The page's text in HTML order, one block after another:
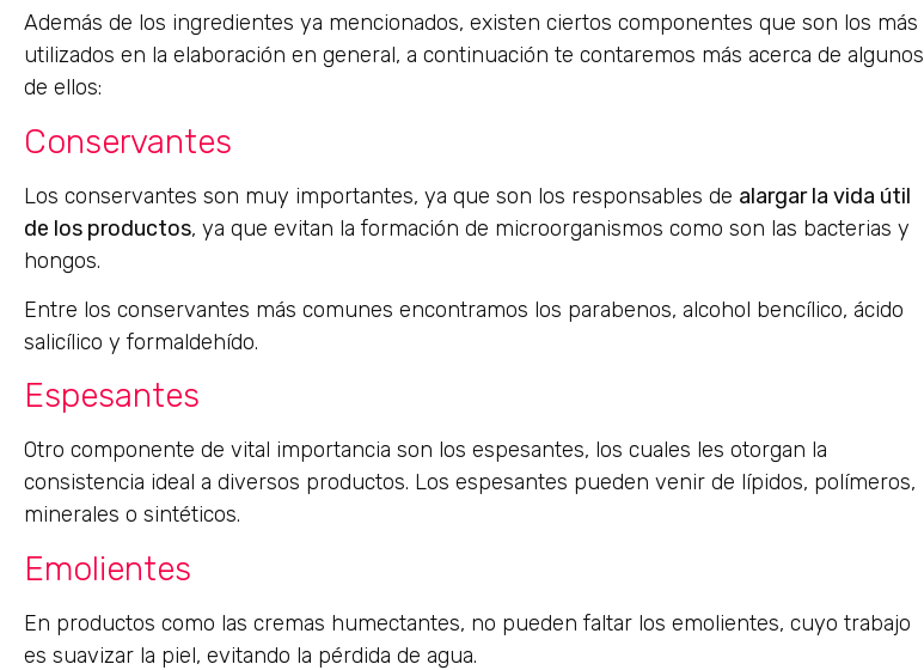
Además de los ingredientes ya mencionados, existen ciertos componentes que son los más
utilizados en la elaboración en general, a continuación te contaremos más acerca de algunos
de ellos:
Conservantes
Los conservantes son muy importantes, ya que son los responsables de alargar la vida útil
de los productos, ya que evitan la formación de microorganismos como son las bacterias y
hongos.
Entre los conservantes más comunes encontramos los parabenos, alcohol bencílico, ácido
salicílico y formaldehído.
Espesantes
Otro componente de vital importancia son los espesantes, los cuales les otorgan la
consistencia ideal a diversos productos. Los espesantes pueden venir de lípidos, polímeros,
minerales o sintéticos.
Emolientes
En productos como las cremas humectantes, no pueden faltar los emolientes, cuyo trabajo
es suavizar la piel, evitando la pérdida de agua.